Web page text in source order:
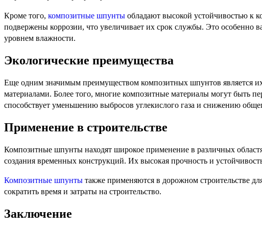
Кроме того, композитные шпунты обладают высокой устойчивостью к
подвержены коррозии, что увеличивает их срок службы. Это особенно
уровнем влажности.
Экологические преимущества
Еще одним значимым преимуществом композитных шпунтов является
материалами. Более того, многие композитные материалы могут быть
способствует уменьшению выбросов углекислого газа и снижению
Применение в строительстве
Композитные шпунты находят широкое применение в различных
создания временных конструкций. Их высокая прочность и
Композитные шпунты также применяются в дорожном строительстве
сократить время и затраты на строительство.
Заключение